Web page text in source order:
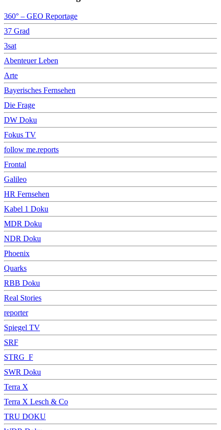
360° – GEO Reportage
37 Grad
3sat
Abenteuer Leben
Arte
Bayerisches Fernsehen
Die Frage
DW Doku
Fokus TV
follow me.reports
Frontal
Galileo
HR Fernsehen
Kabel 1 Doku
MDR Doku
NDR Doku
Phoenix
Quarks
RBB Doku
Real Stories
reporter
Spiegel TV
SRF
STRG_F
SWR Doku
Terra X
Terra X Lesch & Co
TRU DOKU